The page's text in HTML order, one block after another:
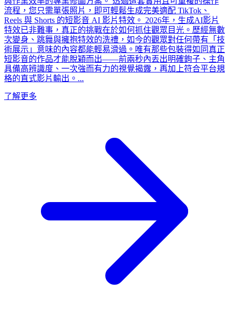
流程，您只需單張照片，即可輕鬆生成完美適配 TikTok、
Reels 與 Shorts 的短影音 AI 影片特效。 2026年，生成AI影片
特效已非難事，真正的挑戰在於如何抓住觀眾目光。歷經無數
次變身、跳舞與擁抱特效的洗禮，如今的觀眾對任何帶有「技
術展示」意味的內容都能輕易滑過。唯有那些包裝得如同真正
短影音的作品才能脫穎而出——前兩秒內丟出明確鉤子、主角
具備高辨識度、一次強而有力的視覺揭露，再加上符合平台規
格的直式影片輸出。...
了解更多